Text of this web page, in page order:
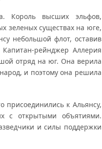
Король высших эльфов,
зеленых существах на юге,
небольшой флот, оставив
рейнджер Аллерия
отряд на юг. Она верила
и поэтому она решила
присоединились к Альянсу,
с открытыми объятиями.
и силы поддержки